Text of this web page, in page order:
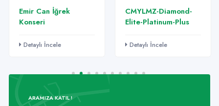
Emir Can İğrek
Konseri
Detaylı İncele
CMYLMZ-Diamond-
Elite-Platinum-Plus
Detaylı İncele
ARAMIZA KATIL !